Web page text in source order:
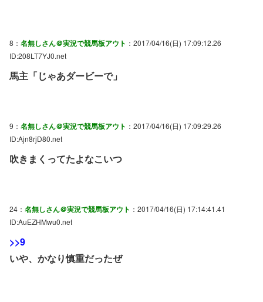
8： 名無しさん＠実況で競馬板アウト ：2017/04/16(日) 17:09:12.26
ID:208LT7YJ0.net
馬主「じゃあダービーで」
9： 名無しさん＠実況で競馬板アウト ：2017/04/16(日) 17:09:29.26
ID:Ajn8rjD80.net
吹きまくってたよなこいつ
24： 名無しさん＠実況で競馬板アウト ：2017/04/16(日) 17:14:41.41
ID:AuEZHMwu0.net
>>9
いや、かなり慎重だったぜ